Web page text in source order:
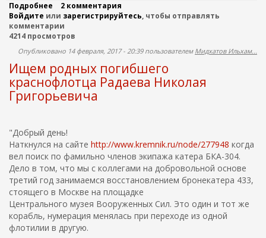
л
д
а
т
и
з
С
п
с
к
г
о
р
а
й
о
н
а
Подробнее
В
П
Е
М
И
П
О
Х
Н
И
Л
И
К
Р
А
С
Н
О
2 комментария
Войдите или зарегистрируйтесь, чтобы отправлять
комментарии
4214 просмотров
Опубликовано 14 февраля, 2017 - 20:39 пользователем Мидхатов Ильхам...
Ищем родных погибшего
краснофлотца Радаева Николая
Григорьевича
"Добрый день!
Наткнулся на сайте http://www.kremnik.ru/node/277948 когда
вел поиск по фамильно членов экипажа катера БКА-304.
Дело в том, что мы с коллегами на добровольной основе
третий год занимаемся восстановлением бронекатера 433,
стоящего в Москве на площадке
Центрального музея Вооруженных Сил. Это один и тот же
корабль, нумерация менялась при переходе из одной
флотилии в другую.